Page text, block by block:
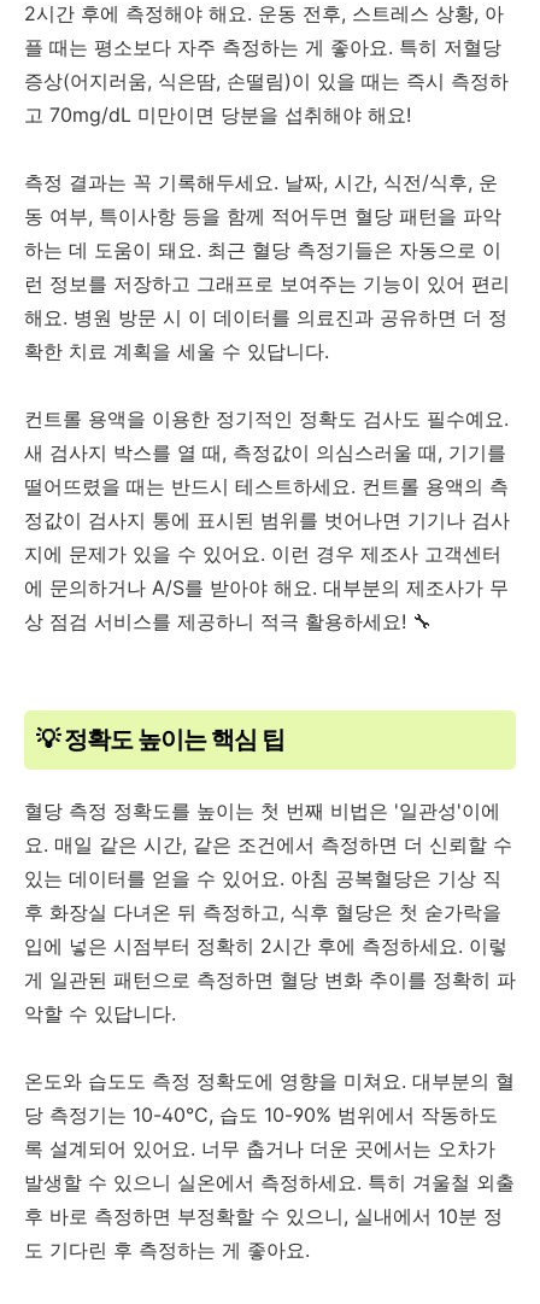
2시간 후에 측정해야 해요. 운동 전후, 스트레스 상황, 아
플 때는 평소보다 자주 측정하는 게 좋아요. 특히 저혈당
증상(어지러움, 식은땀, 손떨림)이 있을 때는 즉시 측정하
고 70mg/dL 미만이면 당분을 섭취해야 해요!
측정 결과는 꼭 기록해두세요. 날짜, 시간, 식전/식후, 운
동 여부, 특이사항 등을 함께 적어두면 혈당 패턴을 파악
하는 데 도움이 돼요. 최근 혈당 측정기들은 자동으로 이
런 정보를 저장하고 그래프로 보여주는 기능이 있어 편리
해요. 병원 방문 시 이 데이터를 의료진과 공유하면 더 정
확한 치료 계획을 세울 수 있답니다.
컨트롤 용액을 이용한 정기적인 정확도 검사도 필수예요.
새 검사지 박스를 열 때, 측정값이 의심스러울 때, 기기를
떨어뜨렸을 때는 반드시 테스트하세요. 컨트롤 용액의 측
정값이 검사지 통에 표시된 범위를 벗어나면 기기나 검사
지에 문제가 있을 수 있어요. 이런 경우 제조사 고객센터
에 문의하거나 A/S를 받아야 해요. 대부분의 제조사가 무
상 점검 서비스를 제공하니 적극 활용하세요! 🔧
💡 정확도 높이는 핵심 팁
혈당 측정 정확도를 높이는 첫 번째 비법은 '일관성'이에
요. 매일 같은 시간, 같은 조건에서 측정하면 더 신뢰할 수
있는 데이터를 얻을 수 있어요. 아침 공복혈당은 기상 직
후 화장실 다녀온 뒤 측정하고, 식후 혈당은 첫 숟가락을
입에 넣은 시점부터 정확히 2시간 후에 측정하세요. 이렇
게 일관된 패턴으로 측정하면 혈당 변화 추이를 정확히 파
악할 수 있답니다.
온도와 습도도 측정 정확도에 영향을 미쳐요. 대부분의 혈
당 측정기는 10-40°C, 습도 10-90% 범위에서 작동하도
록 설계되어 있어요. 너무 춥거나 더운 곳에서는 오차가
발생할 수 있으니 실온에서 측정하세요. 특히 겨울철 외출
후 바로 측정하면 부정확할 수 있으니, 실내에서 10분 정
도 기다린 후 측정하는 게 좋아요.